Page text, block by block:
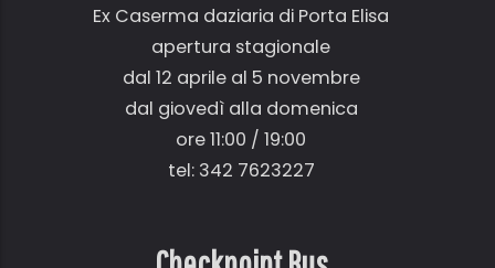
Ex Caserma daziaria di Porta Elisa
apertura stagionale
dal 12 aprile al 5 novembre
dal giovedì alla domenica
ore 11:00 / 19:00
tel: 342 7623227